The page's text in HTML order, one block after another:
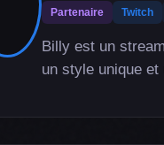
Partenaire Twitch
Billy est un
un style unique